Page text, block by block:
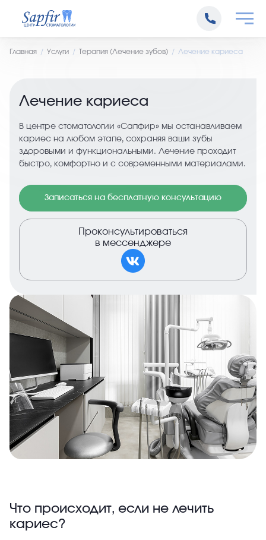
Главная Услуги Терапия (Лечение зубов) Лечение кариеса
Лечение кариеса
В центре стоматологии «Сапфир» мы останавливаем
кариес на любом этапе, сохраняя ваши зубы
здоровыми и функциональными. Лечение проходит
быстро, комфортно и с современными материалами.
Записаться на бесплатную консультацию
Проконсультироваться
в мессенджере
Что происходит, если не лечить
кариес?